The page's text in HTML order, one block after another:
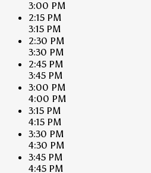
3:00 PM
2:15 PM
3:15 PM
2:30 PM
3:30 PM
2:45 PM
3:45 PM
3:00 PM
4:00 PM
3:15 PM
4:15 PM
3:30 PM
4:30 PM
3:45 PM
4:45 PM